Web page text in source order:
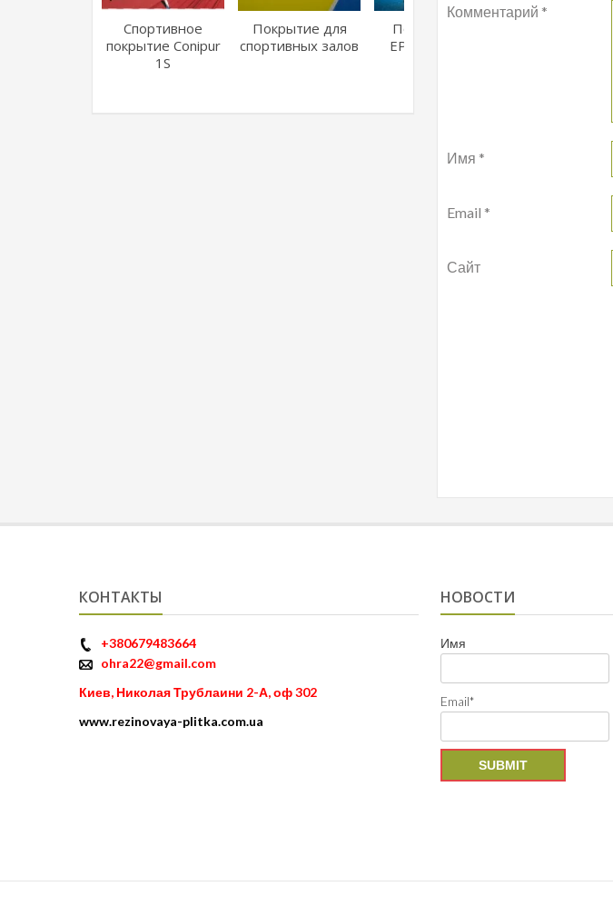
Комментарий *
Имя *
Email *
Сайт
Спортивное
покрытие Conipur
1S
Покрытие для
спортивных залов
Покрытие из
EPDM крошки
КОНТАКТЫ
+380679483664
ohra22@gmail.com
Киев, Николая Трублаини 2-А, оф 302
www.rezinovaya-plitka.com.ua
НОВОСТИ
Имя
Email*